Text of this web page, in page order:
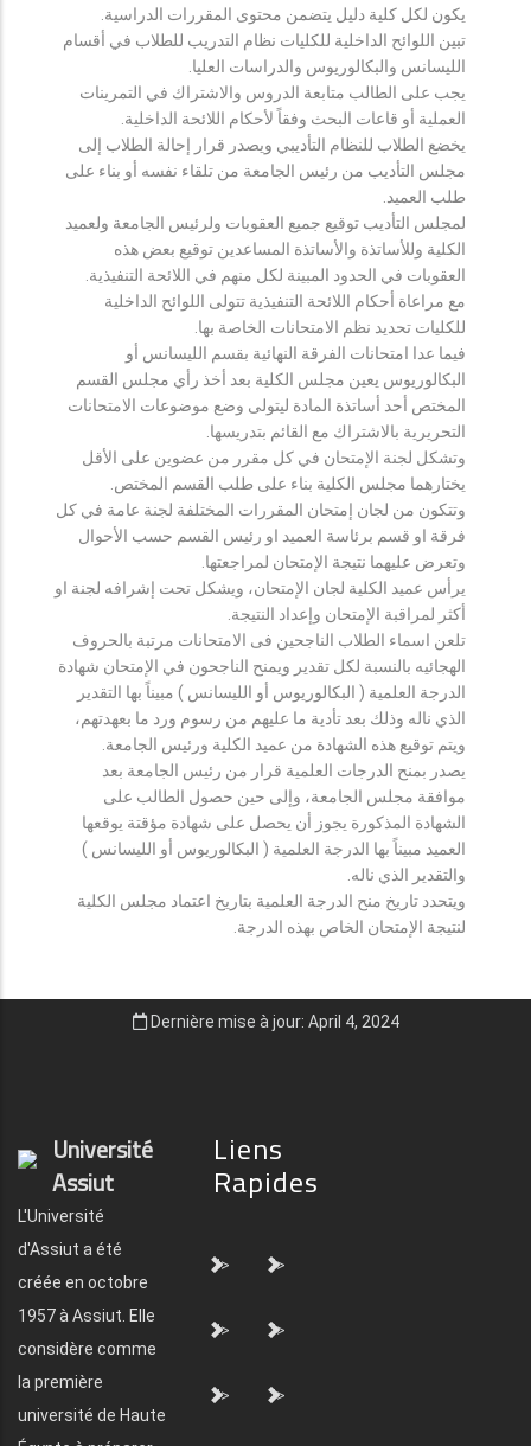
يكون لكل كلية دليل يتضمن محتوى المقررات الدراسية.
تبين اللوائح الداخلية للكليات نظام التدريب للطلاب في أقسام
الليسانس والبكالوريوس والدراسات العليا.
يجب على الطالب متابعة الدروس والاشتراك في التمرينات
العملية أو قاعات البحث وفقاً لأحكام اللائحة الداخلية.
يخضع الطلاب للنظام التأديبي ويصدر قرار إحالة الطلاب إلى
مجلس التأديب من رئيس الجامعة من تلقاء نفسه أو بناء على
طلب العميد.
لمجلس التأديب توقيع جميع العقوبات ولرئيس الجامعة ولعميد
الكلية وللأساتذة والأساتذة المساعدين توقيع بعض هذه
العقوبات في الحدود المبينة لكل منهم في اللائحة التنفيذية.
مع مراعاة أحكام اللائحة التنفيذية تتولى اللوائح الداخلية
للكليات تحديد نظم الامتحانات الخاصة بها.
فيما عدا امتحانات الفرقة النهائية بقسم الليسانس أو
البكالوريوس يعين مجلس الكلية بعد أخذ رأي مجلس القسم
المختص أحد أساتذة المادة ليتولى وضع موضوعات الامتحانات
التحريرية بالاشتراك مع القائم بتدريسها.
وتشكل لجنة الإمتحان في كل مقرر من عضوين على الأقل
يختارهما مجلس الكلية بناء على طلب القسم المختص.
وتتكون من لجان إمتحان المقررات المختلفة لجنة عامة في كل
فرقة او قسم برئاسة العميد او رئيس القسم حسب الأحوال
وتعرض عليهما نتيجة الإمتحان لمراجعتها.
يرأس عميد الكلية لجان الإمتحان، ويشكل تحت إشرافه لجنة او
أكثر لمراقبة الإمتحان وإعداد النتيجة.
تلعن اسماء الطلاب الناجحين فى الامتحانات مرتبة بالحروف
الهجائيه بالنسبة لكل تقدير ويمنح الناجحون في الإمتحان شهادة
الدرجة العلمية ( البكالوريوس أو الليسانس ) مبيناً بها التقدير
الذي ناله وذلك بعد تأدية ما عليهم من رسوم ورد ما بعهدتهم،
ويتم توقيع هذه الشهادة من عميد الكلية ورئيس الجامعة.
يصدر بمنح الدرجات العلمية قرار من رئيس الجامعة بعد
موافقة مجلس الجامعة، وإلى حين حصول الطالب على
الشهادة المذكورة يجوز أن يحصل على شهادة مؤقتة يوقعها
العميد مبيناً بها الدرجة العلمية ( البكالوريوس أو الليسانس )
والتقدير الذي ناله.
ويتحدد تاريخ منح الدرجة العلمية بتاريخ اعتماد مجلس الكلية
لنتيجة الإمتحان الخاص بهذه الدرجة.
Dernière mise à jour: April 4, 2024
Université
Assiut
L'Université
d'Assiut a été
créée en octobre
1957 à Assiut. Elle
considère comme
la première
université de Haute
Liens
Rapides
"> ">
"> ">
"> ">